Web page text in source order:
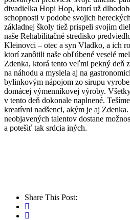
divadielka Hopi Hop, ktorí už
schopnosti v podobe svojich
základnej školy tiež prispeli svojim
naše Rehabilitačné stredisko
Kleinovci – otec a syn Vladko, a ich
ktorí zanôtili naše obľúbené veselé
Zdenka, ktorá tento veľmi pekný deň
na náhodu a myslela aj na
bylinkovým nápojom zo sirupu
domácej výmenníkovej výroby.
v tento deň dokonale naplnené.
kreatívni nadšenci, akým je aj
neobjavených talentov dostane
a potešiť tak srdcia iných.
Share This Post: